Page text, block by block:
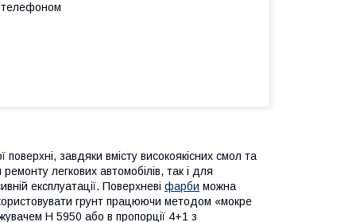
телефоном
завдяки вмісту високоякісних смол та
легкових автомобілів, так і для
експлуатації. Поверхневі фарби можна
грунт працюючи методом «мокре
H 5950 або в пропорції 4+1 з